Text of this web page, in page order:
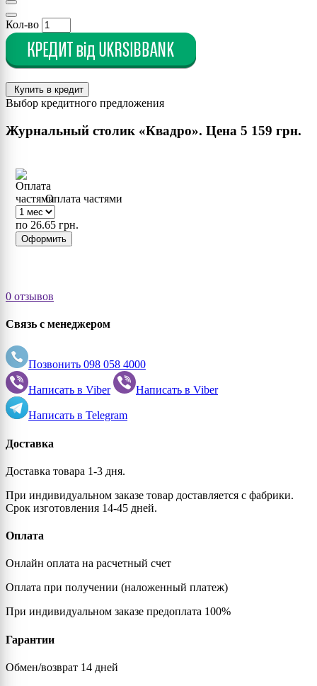
Кол-во
Купить в кредит
Выбор кредитного предложения
Журнальный столик «Квадро». Цена 5 159 грн.
Оплата частями
по 26.65 грн.
Оформить
0 отзывов
Связь с менеджером
Позвонить 098 058 4000
Написать в Viber Написать в Viber
Написать в Telegram
Доставка
Доставка товара 1-3 дня.
При индивидуальном заказе товар доставляется с фабрики.
Срок изготовления 14-45 дней.
Оплата
Онлайн оплата на расчетный счет
Оплата при получении (наложенный платеж)
При индивидуальном заказе предоплата 100%
Гарантии
Обмен/возврат 14 дней